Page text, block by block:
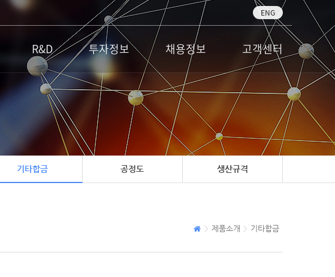
ENG
R&D 투자정보 채용정보 고객센터
기타합금 공정도 생산규격
제품소개 기타합금